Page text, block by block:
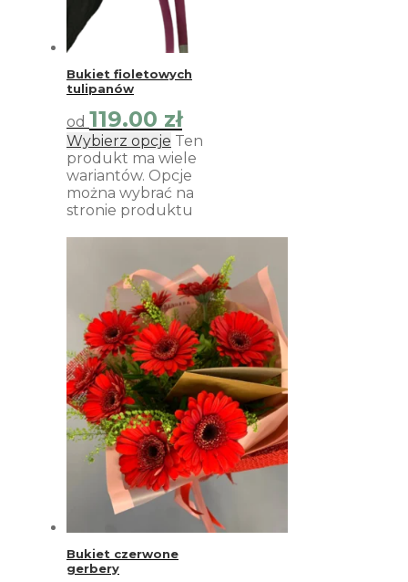
Bukiet fioletowych
tulipanów
od 119.00 zł
Wybierz opcje Ten
produkt ma wiele
wariantów. Opcje
można wybrać na
stronie produktu
Bukiet czerwone
gerbery